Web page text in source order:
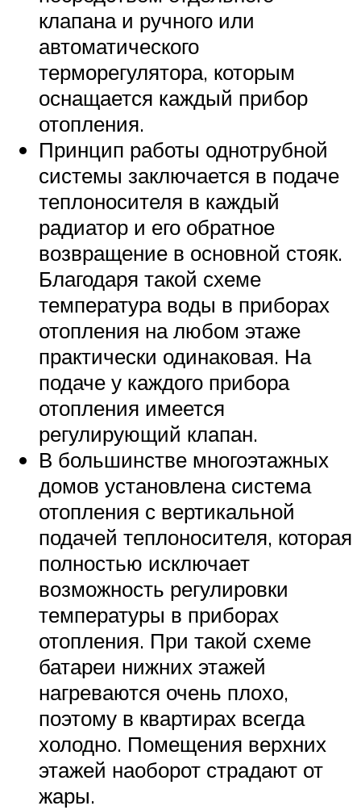
клапана и ручного или
автоматического
терморегулятора, которым
оснащается каждый прибор
отопления.
Принцип работы однотрубной
системы заключается в подаче
теплоносителя в каждый
радиатор и его обратное
возвращение в основной стояк.
Благодаря такой схеме
температура воды в приборах
отопления на любом этаже
практически одинаковая. На
подаче у каждого прибора
отопления имеется
регулирующий клапан.
В большинстве многоэтажных
домов установлена система
отопления с вертикальной
подачей теплоносителя, которая
полностью исключает
возможность регулировки
температуры в приборах
отопления. При такой схеме
батареи нижних этажей
нагреваются очень плохо,
поэтому в квартирах всегда
холодно. Помещения верхних
этажей наоборот страдают от
жары.